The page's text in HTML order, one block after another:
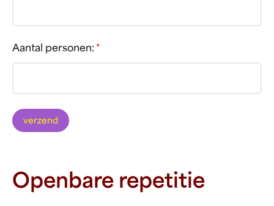
Aantal personen:
verzend
Openbare repetitie